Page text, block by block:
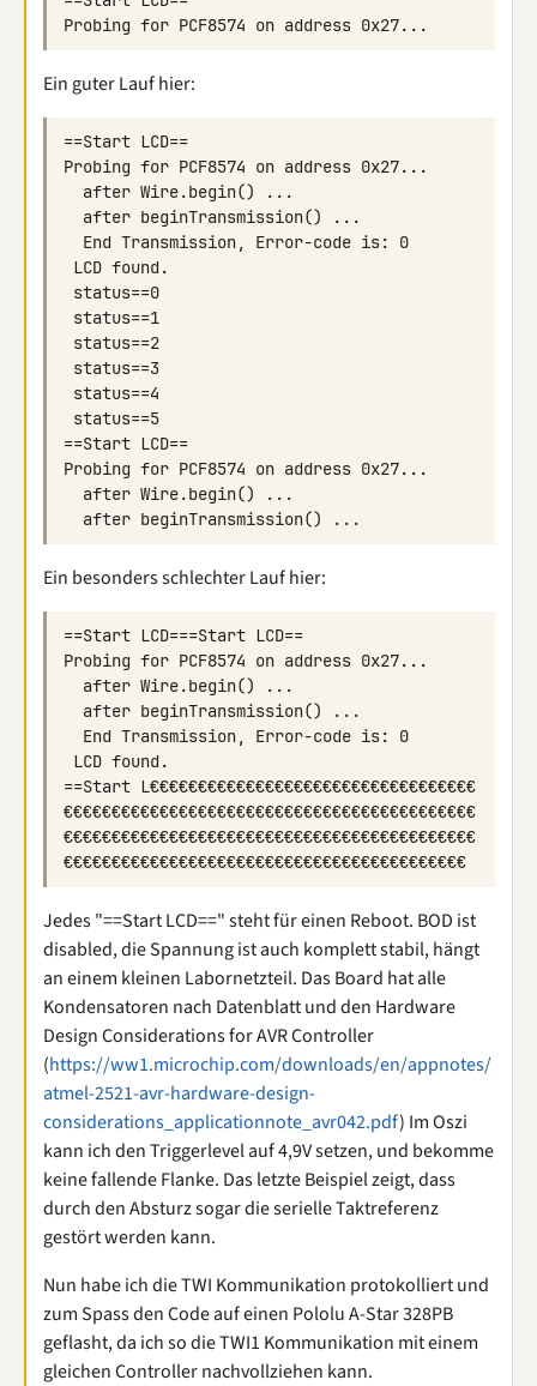
Ein guter Lauf hier:
Ein besonders schlechter Lauf hier:
==Start L€€€€€€€€€€€€€€€€€€€€€€€€€€€€€€€€€€
€€€€€€€€€€€€€€€€€€€€€€€€€€€€€€€€€€€€€€€€€€€
€€€€€€€€€€€€€€€€€€€€€€€€€€€€€€€€€€€€€€€€€€€
Jedes "==Start LCD==" steht für einen Reboot. BOD ist
disabled, die Spannung ist auch komplett stabil, hängt
an einem kleinen Labornetzteil. Das Board hat alle
Kondensatoren nach Datenblatt und den Hardware
Design Considerations for AVR Controller
(https://ww1.microchip.com/downloads/en/appnotes/
atmel-2521-avr-hardware-design-
considerations_applicationnote_avr042.pdf) Im Oszi
kann ich den Triggerlevel auf 4,9V setzen, und bekomme
keine fallende Flanke. Das letzte Beispiel zeigt, dass
durch den Absturz sogar die serielle Taktreferenz
gestört werden kann.
Nun habe ich die TWI Kommunikation protokolliert und
zum Spass den Code auf einen Pololu A-Star 328PB
geflasht, da ich so die TWI1 Kommunikation mit einem
gleichen Controller nachvollziehen kann.